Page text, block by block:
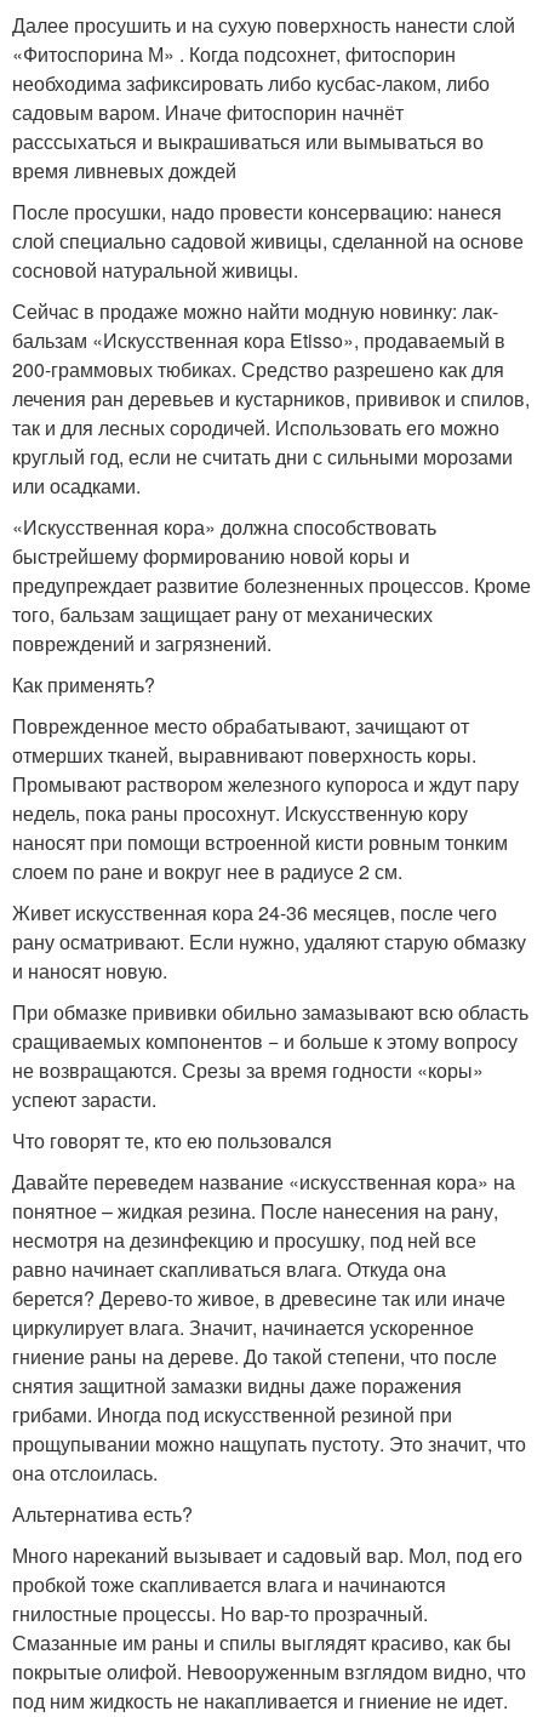
Далее просушить и на сухую поверхность нанести слой
«Фитоспорина М» . Когда подсохнет, фитоспорин
необходима зафиксировать либо кусбас-лаком, либо
садовым варом. Иначе фитоспорин начнёт
расссыхаться и выкрашиваться или вымываться во
время ливневых дождей
После просушки, надо провести консервацию: нанеся
слой специально садовой живицы, сделанной на основе
сосновой натуральной живицы.
Сейчас в продаже можно найти модную новинку: лак-
бальзам «Искусственная кора Etisso», продаваемый в
200-граммовых тюбиках. Средство разрешено как для
лечения ран деревьев и кустарников, прививок и спилов,
так и для лесных сородичей. Использовать его можно
круглый год, если не считать дни с сильными морозами
или осадками.
«Искусственная кора» должна способствовать
быстрейшему формированию новой коры и
предупреждает развитие болезненных процессов. Кроме
того, бальзам защищает рану от механических
повреждений и загрязнений.
Как применять?
Поврежденное место обрабатывают, зачищают от
отмерших тканей, выравнивают поверхность коры.
Промывают раствором железного купороса и ждут пару
недель, пока раны просохнут. Искусственную кору
наносят при помощи встроенной кисти ровным тонким
слоем по ране и вокруг нее в радиусе 2 см.
Живет искусственная кора 24-36 месяцев, после чего
рану осматривают. Если нужно, удаляют старую обмазку
и наносят новую.
При обмазке прививки обильно замазывают всю область
сращиваемых компонентов − и больше к этому вопросу
не возвращаются. Срезы за время годности «коры»
успеют зарасти.
Что говорят те, кто ею пользовался
Давайте переведем название «искусственная кора» на
понятное – жидкая резина. После нанесения на рану,
несмотря на дезинфекцию и просушку, под ней все
равно начинает скапливаться влага. Откуда она
берется? Дерево-то живое, в древесине так или иначе
циркулирует влага. Значит, начинается ускоренное
гниение раны на дереве. До такой степени, что после
снятия защитной замазки видны даже поражения
грибами. Иногда под искусственной резиной при
прощупывании можно нащупать пустоту. Это значит, что
она отслоилась.
Альтернатива есть?
Много нареканий вызывает и садовый вар. Мол, под его
пробкой тоже скапливается влага и начинаются
гнилостные процессы. Но вар-то прозрачный.
Смазанные им раны и спилы выглядят красиво, как бы
покрытые олифой. Невооруженным взглядом видно, что
под ним жидкость не накапливается и гниение не идет.